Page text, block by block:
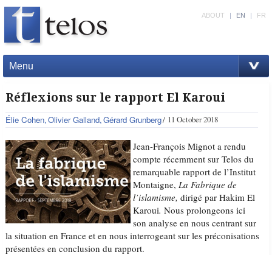
Menu
ABOUT | EN | FR
Réflexions sur le rapport El Karoui
Élie Cohen Olivier Galland Gérard Grunberg 11 October 2018
Jean-François Mignot a rendu
compte récemment sur Telos du
remarquable rapport de l’Institut
Montaigne,La Fabrique de
l’islamisme,dirigé par Hakim El
Karoui.Nous prolongeons ici
son analyse en nous centrant sur
la situation en France et en nous interrogeant sur les préconisations
présentées en conclusion du rapport.